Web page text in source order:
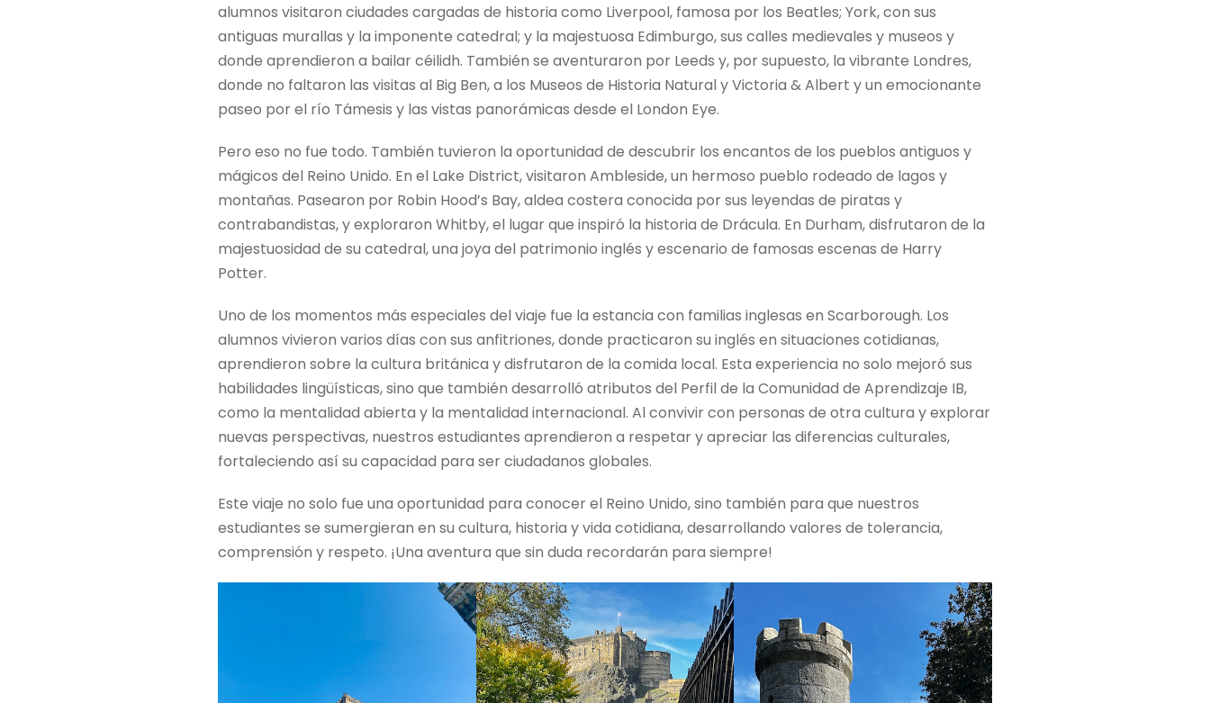
alumnos visitaron ciudades cargadas de historia como Liverpool, famosa por los Beatles; York, con sus
antiguas murallas y la imponente catedral; y la majestuosa Edimburgo, sus calles medievales y museos y
donde aprendieron a bailar céilidh. También se aventuraron por Leeds y, por supuesto, la vibrante Londres,
donde no faltaron las visitas al Big Ben, a los Museos de Historia Natural y Victoria & Albert y un emocionante
paseo por el río Támesis y las vistas panorámicas desde el London Eye.
Pero eso no fue todo. También tuvieron la oportunidad de descubrir los encantos de los pueblos antiguos y
mágicos del Reino Unido. En el Lake District, visitaron Ambleside, un hermoso pueblo rodeado de lagos y
montañas. Pasearon por Robin Hood’s Bay, aldea costera conocida por sus leyendas de piratas y
contrabandistas, y exploraron Whitby, el lugar que inspiró la historia de Drácula. En Durham, disfrutaron de la
majestuosidad de su catedral, una joya del patrimonio inglés y escenario de famosas escenas de Harry
Potter.
Uno de los momentos más especiales del viaje fue la estancia con familias inglesas en Scarborough. Los
alumnos vivieron varios días con sus anfitriones, donde practicaron su inglés en situaciones cotidianas,
aprendieron sobre la cultura británica y disfrutaron de la comida local. Esta experiencia no solo mejoró sus
habilidades lingüísticas, sino que también desarrolló atributos del Perfil de la Comunidad de Aprendizaje IB,
como la mentalidad abierta y la mentalidad internacional. Al convivir con personas de otra cultura y explorar
nuevas perspectivas, nuestros estudiantes aprendieron a respetar y apreciar las diferencias culturales,
fortaleciendo así su capacidad para ser ciudadanos globales.
Este viaje no solo fue una oportunidad para conocer el Reino Unido, sino también para que nuestros
estudiantes se sumergieran en su cultura, historia y vida cotidiana, desarrollando valores de tolerancia,
comprensión y respeto. ¡Una aventura que sin duda recordarán para siempre!